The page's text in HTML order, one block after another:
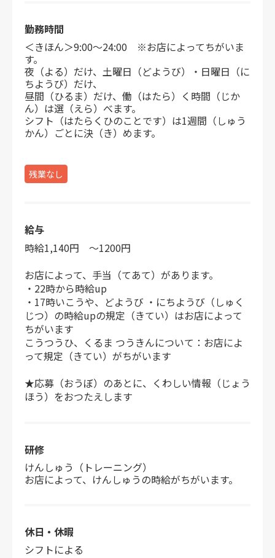
勤務時間
＜きほん＞9:00～24:00 ※お店によってちがいま
す。
夜（よる）だけ、土曜日（どようび）・日曜日（に
ちようび）だけ、
昼間（ひるま）だけ、働（はたら）く時間（じか
ん）は選（えら）べます。
シフト（はたらくひのことです）は1週間（しゅう
かん）ごとに決（き）めます。
残業なし
給与
時給1,140円 ～1200円
お店によって、手当（てあて）があります。
・22時から時給up
・17時いこうや、どようび ・にちようび（しゅく
じつ）の時給upの規定（きてい）はお店によって
ちがいます
こうつうひ、くるま つうきんについて：お店によ
って規定（きてい）がちがいます
★応募（おうぼ）のあとに、くわしい情報（じょう
ほう）をおつたえします
研修
けんしゅう（トレーニング）
お店によって、けんしゅうの時給がちがいます。
休日・休暇
シフトによる